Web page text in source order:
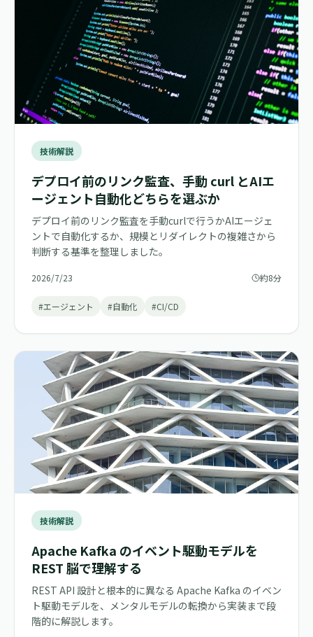
技術解説
デプロイ前のリンク監査、手動 curl とAIエ
ージェント自動化どちらを選ぶか
デプロイ前のリンク監査を手動curlで行うかAIエージェ
ントで自動化するか、規模とリダイレクトの複雑さから
判断する基準を整理しました。
2026/7/23 約8分
#エージェント #自動化 #CI/CD
技術解説
Apache Kafka のイベント駆動モデルを
REST 脳で理解する
REST API 設計と根本的に異なる Apache Kafka のイベン
ト駆動モデルを、メンタルモデルの転換から実装まで段
階的に解説します。